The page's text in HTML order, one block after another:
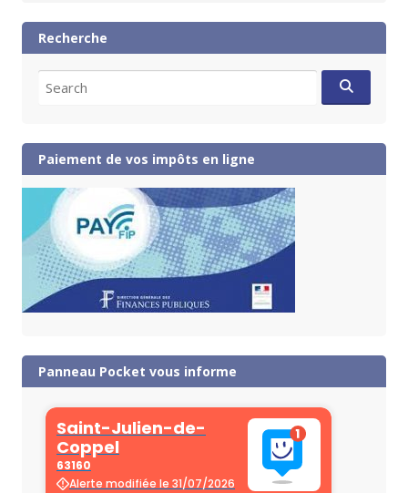
Recherche
for:
Paiement de vos impôts en ligne
Panneau Pocket vous informe